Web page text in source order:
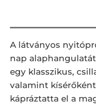
A látványos
nap
egy klasszikus,
valamint
kápráztatta el a